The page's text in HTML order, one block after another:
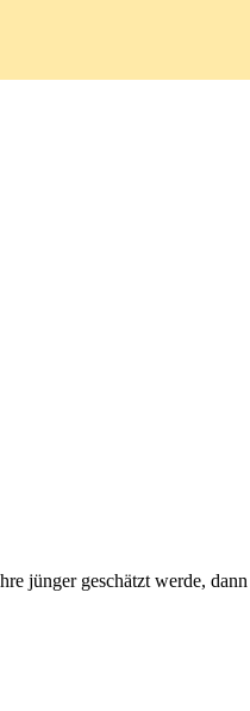
jünger geschätzt werde,